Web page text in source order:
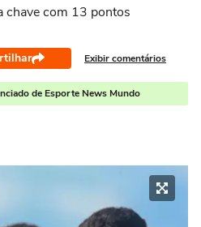
chave com 13 pontos
Exibir comentários
de Esporte News Mundo